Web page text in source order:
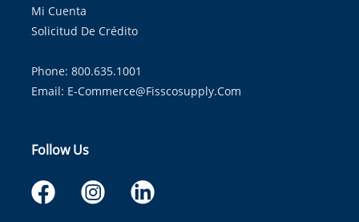
Mi Cuenta
Solicitud De Crédito
Phone: 800.635.1001
Email: E-Commerce@fisscosupply.com
Follow Us